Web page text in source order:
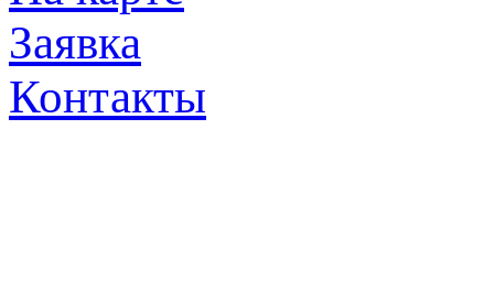
Заявка
Контакты